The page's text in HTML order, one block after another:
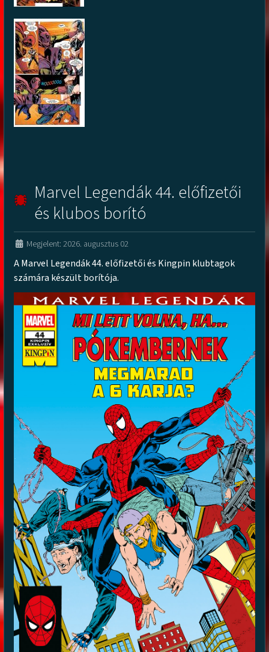
Marvel Legendák 44. előfizetői
és klubos borító
Megjelent: 2026. augusztus 02
A Marvel Legendák 44. előfizetői és Kingpin klubtagok
számára készült borítója.